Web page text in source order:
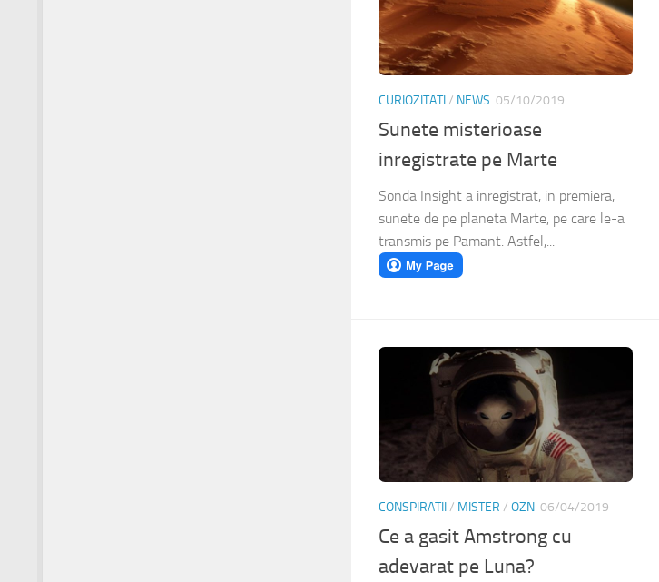
CURIOZITATI/ NEWS 05/10/2019
Sunete misterioase
inregistrate pe Marte
Sonda Insight a inregistrat, in premiera,
sunete de pe planeta Marte, pe care le-a
transmis pe Pamant. Astfel,...
CONSPIRATII/ MISTER / OZN 06/04/2019
Ce a gasit Amstrong cu
adevarat pe Luna?